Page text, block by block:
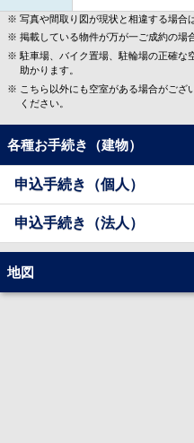
写真や間取り図が現状と相違する場合
掲載している物件が万が一ご成約の場
駐車場、バイク置場、駐輪場の正確な
助かります。
こちら以外にも空室がある場合がご
ください。
各種お手続き（建物）
申込手続き（個人）
申込手続き（法人）
地図